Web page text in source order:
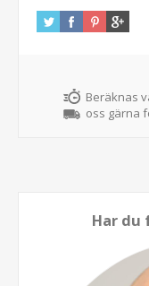
Beräknas
oss gärna
Har du